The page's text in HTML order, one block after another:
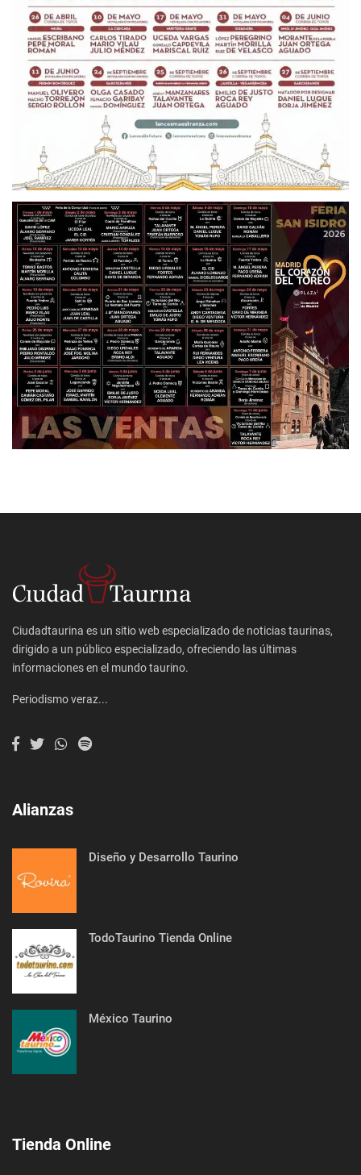
Ciudadtaurina es un sitio web especializado de noticias taurinas,
dirigido a un público especializado, ofreciendo las últimas
informaciones en el mundo taurino.
Periodismo veraz...
Alianzas
Diseño y Desarrollo Taurino
TodoTaurino Tienda Online
México Taurino
Tienda Online